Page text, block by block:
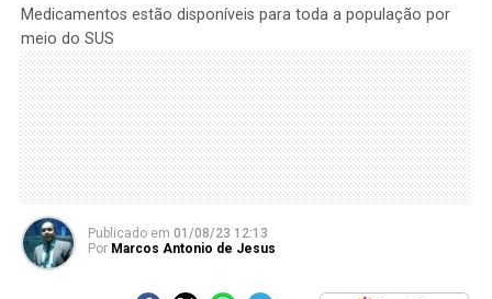
Medicamentos estão disponíveis para toda a população por
meio do SUS
Publicado em 01/08/23 12:13
Por Marcos Antonio de Jesus